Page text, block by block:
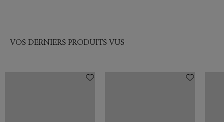
VOS DERNIERS PRODUITS VUS